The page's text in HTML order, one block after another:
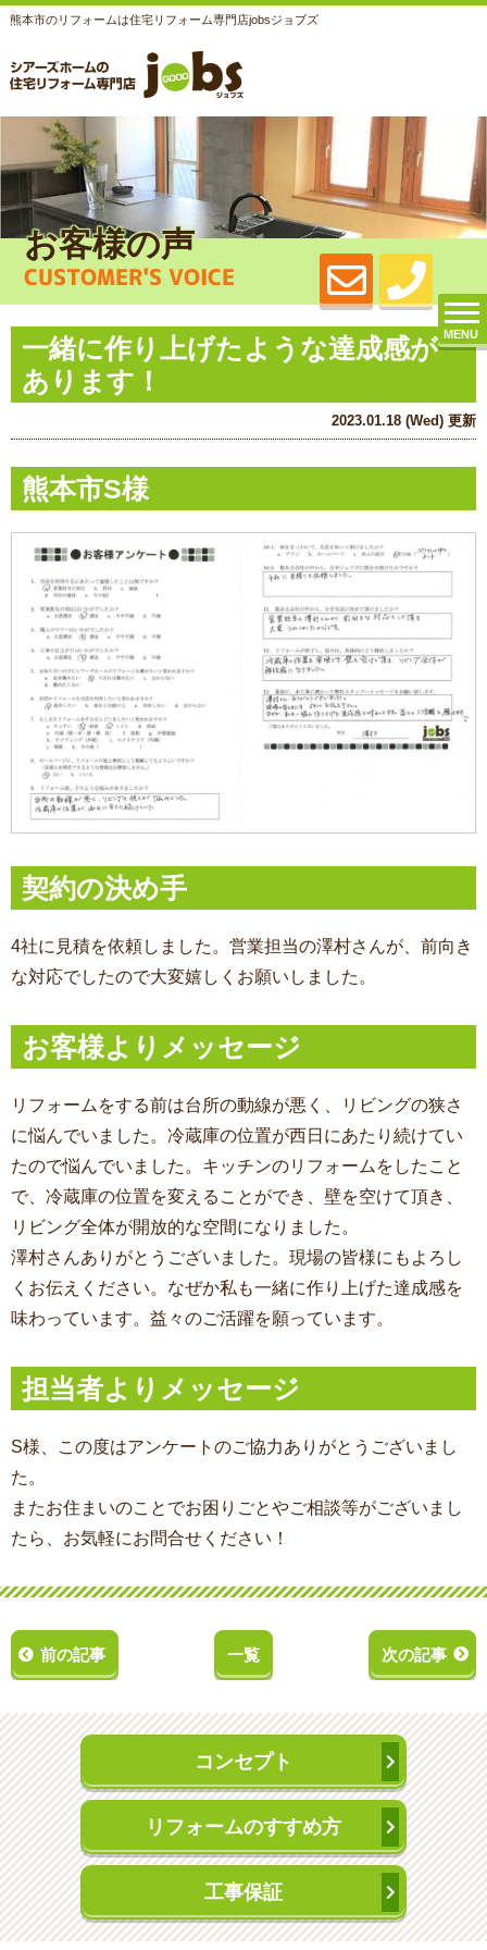
熊本市のリフォームは住宅リフォーム専門店jobsジョブズ
MENU
お客様の声
CUSTOMER'S VOICE
一緒に作り上げたような達成感が
あります！
2023.01.18 (Wed) 更新
熊本市S様
契約の決め手
4社に見積を依頼しました。営業担当の澤村さんが、前向き
な対応でしたので大変嬉しくお願いしました。
お客様よりメッセージ
リフォームをする前は台所の動線が悪く、リビングの狭さ
に悩んでいました。冷蔵庫の位置が西日にあたり続けてい
たので悩んでいました。キッチンのリフォームをしたこと
で、冷蔵庫の位置を変えることができ、壁を空けて頂き、
リビング全体が開放的な空間になりました。
澤村さんありがとうございました。現場の皆様にもよろし
くお伝えください。なぜか私も一緒に作り上げた達成感を
味わっています。益々のご活躍を願っています。
担当者よりメッセージ
S様、この度はアンケートのご協力ありがとうございまし
た。
またお住まいのことでお困りごとやご相談等がございまし
たら、お気軽にお問合せください！
前の記事 一覧 次の記事
コンセプト
リフォームのすすめ方
工事保証